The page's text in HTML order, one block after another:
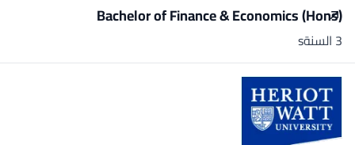
Bachelor of Finance & Economics (Hons)
3 السنةs